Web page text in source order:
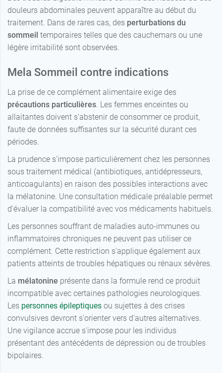
douleurs abdominales peuvent apparaître au début du
traitement. Dans de rares cas, des perturbations du
sommeil temporaires telles que des cauchemars ou une
légère irritabilité sont observées.
Mela Sommeil contre indications
La prise de ce complément alimentaire exige des
précautions particulières . Les femmes enceintes ou
allaitantes doivent s'abstenir de consommer ce produit,
faute de données suffisantes sur la sécurité durant ces
périodes.
La prudence s'impose particulièrement chez les personnes
sous traitement médical (antibiotiques, antidépresseurs,
anticoagulants) en raison des possibles interactions avec
la mélatonine. Une consultation médicale préalable permet
d'évaluer la compatibilité avec vos médicaments habituels.
Les personnes souffrant de maladies auto-immunes ou
inflammatoires chroniques ne peuvent pas utiliser ce
complément. Cette restriction s'applique également aux
patients atteints de troubles hépatiques ou rénaux sévères.
La mélatonine présente dans la formule rend ce produit
incompatible avec certaines pathologies neurologiques.
Les personnes épileptiques ou sujettes à des crises
convulsives devront s'orienter vers d'autres alternatives.
Une vigilance accrue s'impose pour les individus
présentant des antécédents de dépression ou de troubles
bipolaires.